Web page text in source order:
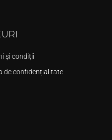
și condiții
de confidențialitate